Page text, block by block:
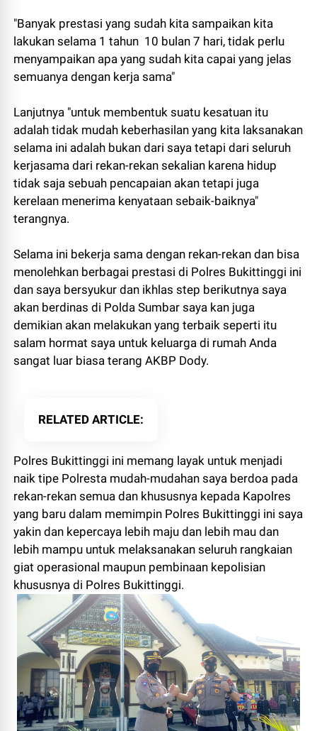
"Banyak prestasi yang sudah kita sampaikan kita
lakukan selama 1 tahun 10 bulan 7 hari, tidak perlu
menyampaikan apa yang sudah kita capai yang jelas
semuanya dengan kerja sama"
Lanjutnya "untuk membentuk suatu kesatuan itu
adalah tidak mudah keberhasilan yang kita laksanakan
selama ini adalah bukan dari saya tetapi dari seluruh
kerjasama dari rekan-rekan sekalian karena hidup
tidak saja sebuah pencapaian akan tetapi juga
kerelaan menerima kenyataan sebaik-baiknya"
terangnya.
Selama ini bekerja sama dengan rekan-rekan dan bisa
menolehkan berbagai prestasi di Polres Bukittinggi ini
dan saya bersyukur dan ikhlas step berikutnya saya
akan berdinas di Polda Sumbar saya kan juga
demikian akan melakukan yang terbaik seperti itu
salam hormat saya untuk keluarga di rumah Anda
sangat luar biasa terang AKBP Dody.
RELATED ARTICLE
Polres Bukittinggi ini memang layak untuk menjadi
naik tipe Polresta mudah-mudahan saya berdoa pada
rekan-rekan semua dan khususnya kepada Kapolres
yang baru dalam memimpin Polres Bukittinggi ini saya
yakin dan kepercaya lebih maju dan lebih mau dan
lebih mampu untuk melaksanakan seluruh rangkaian
giat operasional maupun pembinaan kepolisian
khususnya di Polres Bukittinggi.